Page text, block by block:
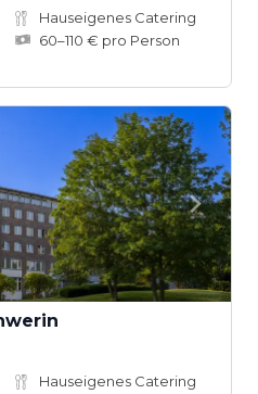
Hauseigenes Catering
60–110 € pro Person
Hauseigenes Catering